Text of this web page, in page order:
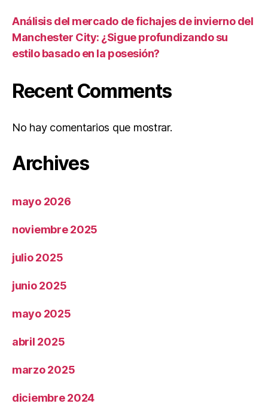
Análisis del mercado de fichajes de invierno del
Manchester City: ¿Sigue profundizando su
estilo basado en la posesión?
Recent Comments
No hay comentarios que mostrar.
Archives
mayo 2026
noviembre 2025
julio 2025
junio 2025
mayo 2025
abril 2025
marzo 2025
diciembre 2024